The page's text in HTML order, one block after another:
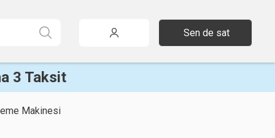
Sen de sat
3 Taksit
Makinesi